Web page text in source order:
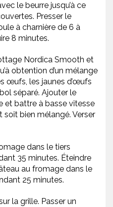
le beurre jusqu’à ce
Presser le
à charnière de 6 à
8 minutes.
Nordica Smooth et
obtention d’un mélange
œufs, les jaunes d’œufs
séparé. Ajouter le
et battre à basse vitesse
soit bien mélangé. Verser
dans le tiers
35 minutes. Éteindre
au fromage dans le
25 minutes.
la grille. Passer un